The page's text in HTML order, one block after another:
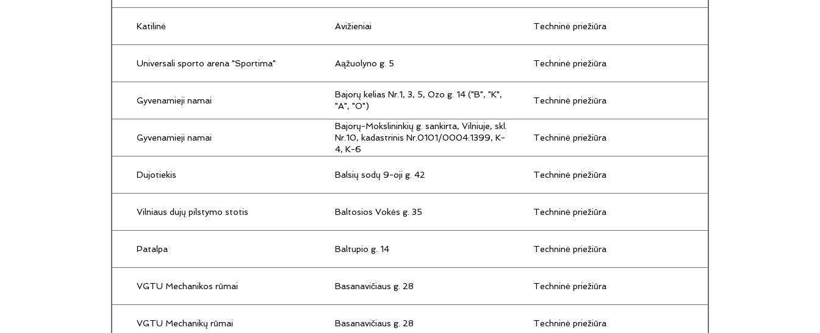
Katilinė Avižieniai Techninė priežiūra
Universali sporto arena "Sportima" Aąžuolyno g. 5 Techninė priežiūra
Gyvenamieji namai
Bajorų kelias Nr.1, 3, 5, Ozo g. 14 ("B", "K",
"A", "O")
Techninė priežiūra
Gyvenamieji namai
Bajorų-Mokslininkių g. sankirta, Vilniuje, skl.
Nr.10, kadastrinis Nr.0101/0004:1399, K-
4, K-6
Techninė priežiūra
Dujotiekis Balsių sodų 9-oji g. 42 Techninė priežiūra
Vilniaus dujų pilstymo stotis Baltosios Vokės g. 35 Techninė priežiūra
Patalpa Baltupio g. 14 Techninė priežiūra
VGTU Mechanikos rūmai Basanavičiaus g. 28 Techninė priežiūra
VGTU Mechanikų rūmai Basanavičiaus g. 28 Techninė priežiūra